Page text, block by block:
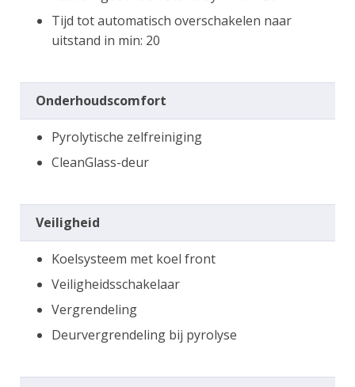
Tijd tot automatisch overschakelen naar
uitstand in min: 20
Onderhoudscomfort
Pyrolytische zelfreiniging
CleanGlass-deur
Veiligheid
Koelsysteem met koel front
Veiligheidsschakelaar
Vergrendeling
Deurvergrendeling bij pyrolyse